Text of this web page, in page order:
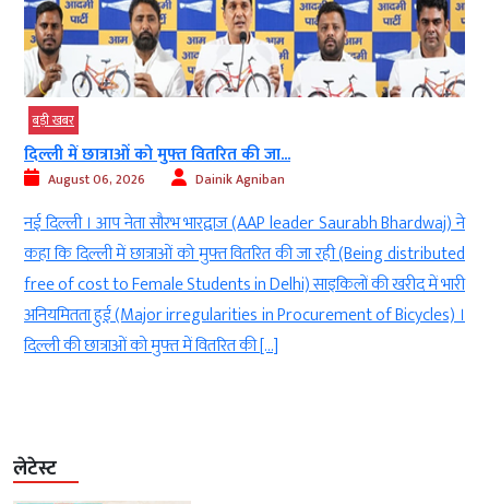
बड़ी खबर
दिल्ली में छात्राओं को मुफ्त वितरित की जा...
August 06, 2026 Dainik Agniban
नई दिल्ली । आप नेता सौरभ भारद्वाज (AAP leader Saurabh Bhardwaj) ने
कहा कि दिल्ली में छात्राओं को मुफ्त वितरित की जा रही (Being distributed
free of cost to Female Students in Delhi) साइकिलों की खरीद में भारी
अनियमितता हुई (Major irregularities in Procurement of Bicycles) ।
दिल्ली की छात्राओं को मुफ्त में वितरित की […]
लेटेस्ट